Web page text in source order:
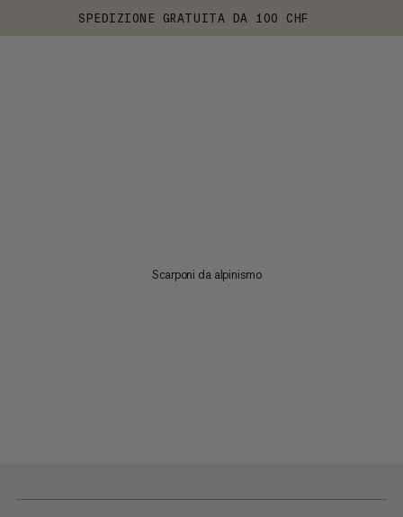
SPEDIZIONE GRATUITA DA 100 CHF
Scarponi da alpinismo